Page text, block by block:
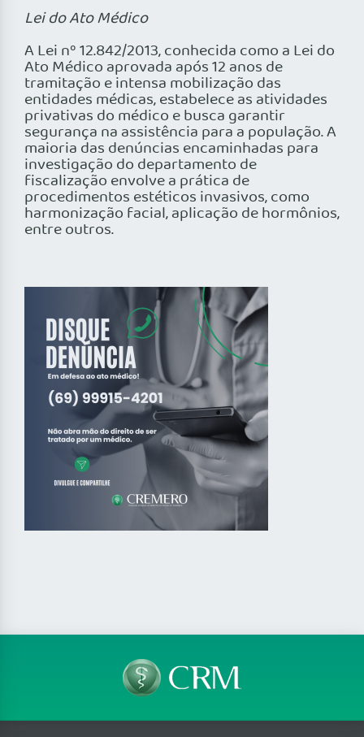
Lei do Ato Médico
A Lei nº 12.842/2013, conhecida como a Lei do
Ato Médico aprovada após 12 anos de
tramitação e intensa mobilização das
entidades médicas, estabelece as atividades
privativas do médico e busca garantir
segurança na assistência para a população. A
maioria das denúncias encaminhadas para
investigação do departamento de
fiscalização envolve a prática de
procedimentos estéticos invasivos, como
harmonização facial, aplicação de hormônios,
entre outros.